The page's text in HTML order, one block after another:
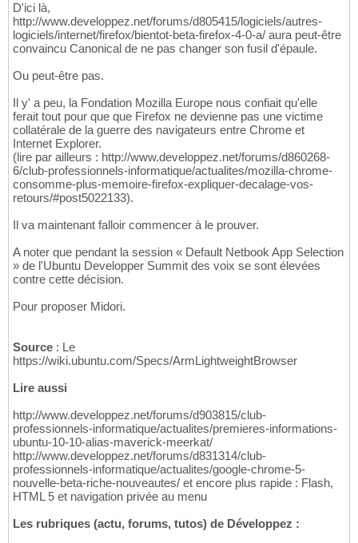
D'ici là,
http://www.developpez.net/forums/d805415/logiciels/autres-
logiciels/internet/firefox/bientot-beta-firefox-4-0-a/ aura peut-être
convaincu Canonical de ne pas changer son fusil d'épaule.
Ou peut-être pas.
Il y' a peu, la Fondation Mozilla Europe nous confiait qu'elle
ferait tout pour que que Firefox ne devienne pas une victime
collatérale de la guerre des navigateurs entre Chrome et
Internet Explorer.
(lire par ailleurs : http://www.developpez.net/forums/d860268-
6/club-professionnels-informatique/actualites/mozilla-chrome-
consomme-plus-memoire-firefox-expliquer-decalage-vos-
retours/#post5022133).
Il va maintenant falloir commencer à le prouver.
A noter que pendant la session « Default Netbook App Selection
» de l'Ubuntu Developper Summit des voix se sont élevées
contre cette décision.
Pour proposer Midori.
Source : Le
https://wiki.ubuntu.com/Specs/ArmLightweightBrowser
Lire aussi
http://www.developpez.net/forums/d903815/club-
professionnels-informatique/actualites/premieres-informations-
ubuntu-10-10-alias-maverick-meerkat/
http://www.developpez.net/forums/d831314/club-
professionnels-informatique/actualites/google-chrome-5-
nouvelle-beta-riche-nouveautes/ et encore plus rapide : Flash,
HTML 5 et navigation privée au menu
Les rubriques (actu, forums, tutos) de Développez :